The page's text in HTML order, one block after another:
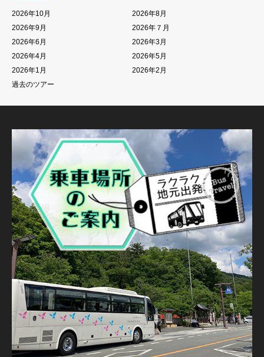
2026年10月
2026年8月
2026年9月
2026年７月
2026年6月
2026年3月
2026年4月
2026年5月
2026年1月
2026年2月
過去のツアー